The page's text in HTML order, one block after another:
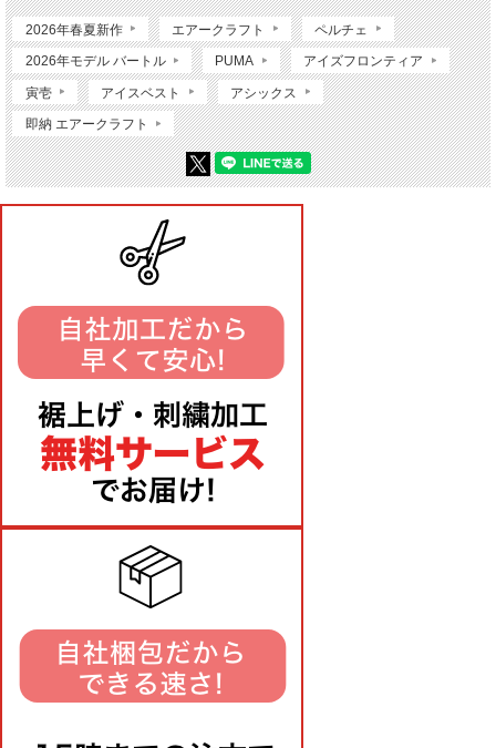
2026年春夏新作 エアークラフト ペルチェ
2026年モデル バートル PUMA アイズフロンティア
寅壱 アイスベスト アシックス
即納 エアークラフト